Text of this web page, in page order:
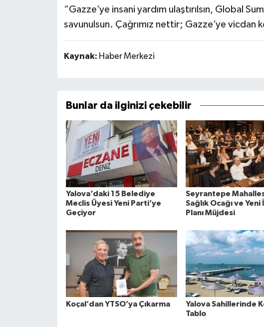
“Gazze’ye insani yardım ulaştırılsın, Global
savunulsun. Çağrımız nettir; Gazze’ye vicdan
Kaynak: Haber Merkezi
Bunlar da ilginizi çekebilir
Yalova’daki 15 Belediye
Meclis Üyesi Yeni Parti’ye
Geçiyor
Seyrantepe
Sağlık Ocağı ve Yeni
Planı Müjdesi
Koçal’dan YTSO’ya Çıkarma
Yalova Sahillerinde
Tablo